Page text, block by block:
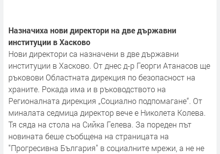
Назначиха нови директори на две държавни
институции в Хасково
Нови директори са назначени в две държавни
институции в Хасково. От днес д-р Георги Атанасов ще
ръковови Областната дирекция по безопасност на
храните. Рокада има и в ръководството на
Регионалната дирекция „Социално подпомагане“. От
миналата седмица директор вече е Николета Колева.
Тя сяда на стола на Сийка Гелева. За пореден път
новината беше съобщена на страницата на
"Прогресивна България" в социалните мрежи, а не не